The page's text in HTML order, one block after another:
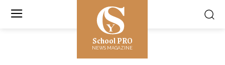
School PRO
NEWS MAGAZINE